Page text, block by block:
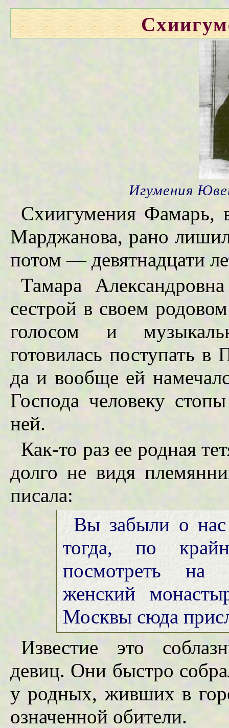
Игумения
Схиигумения Фамарь,
Марджанова, рано
потом — девятнадцати
Тамара
сестрой в своем
голосом и
готовилась поступать в
да и вообще ей
Господа человеку
ней.
Как-то раз ее родная
долго не видя
писала:
Вы забыли о нас
тогда, по
посмотреть на
женский
Москвы сюда
Известие это
девиц. Они быстро
у родных, живших в
означенной обители.